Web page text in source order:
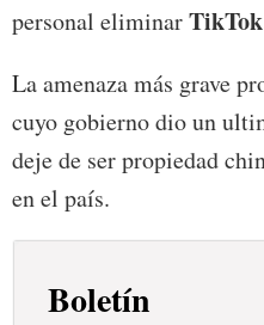
personal eliminarTikTok
La amenaza más grave
cuyo gobierno dio un
deje de ser propiedad
en el país.
Boletín